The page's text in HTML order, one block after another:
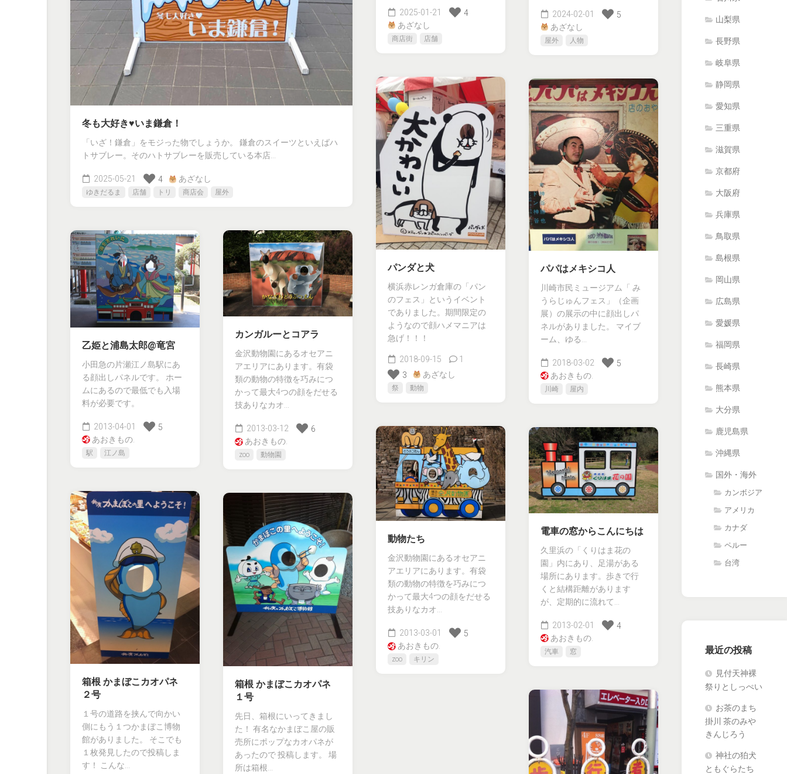
冬も大好き♥いま鎌倉！
「いざ！鎌倉」をモジった物でしょうか。 鎌倉のスイーツといえばハ
トサブレー。そのハトサブレーを販売している本店...
2025-05-21 4 あざなし
ゆきだるま 店舗 トリ 商店会 屋外
2025-01-21
4
あざなし
商店街 店舗
2024-02-01
5
あざなし
屋外 人物
パンダと犬
横浜赤レンガ倉庫の「パン
のフェス」というイベント
でありました。期間限定の
ようなので顔ハメマニアは
急げ！！！
2018-09-15
1
3
あざなし
祭 動物
パパはメキシコ人
川崎市民ミュージアム「 み
うらじゅんフェス」（企画
展）の展示の中に顔出しパ
ネルがありました。 マイブ
ーム、ゆる...
2018-03-02
5
あおきもの.
川崎 屋内
乙姫と浦島太郎@竜宮
小田急の片瀬江ノ島駅にあ
る顔出しパネルです。 ホー
ムにあるので最低でも入場
料が必要です。
2013-04-01
5
あおきもの.
駅 江ノ島
カンガルーとコアラ
金沢動物園にあるオセアニ
アエリアにあります。有袋
類の動物の特徴を巧みにつ
かって最大4つの顔をだせる
技ありなカオ...
2013-03-12
6
あおきもの.
zoo 動物園
動物たち
金沢動物園にあるオセアニ
アエリアにあります。有袋
類の動物の特徴を巧みにつ
かって最大4つの顔をだせる
技ありなカオ...
2013-03-01
5
あおきもの.
zoo キリン
電車の窓からこんにちは
久里浜の「くりはま花の
園」内にあり、足湯がある
場所にあります。歩きで行
くと結構距離があります
が、定期的に流れて...
2013-02-01
4
あおきもの.
汽車 窓
箱根 かまぼこカオパネ
２号
１号の道路を挟んで向かい
側にもう１つかまぼこ博物
館がありました。 そこでも
１枚発見したので投稿しま
す！ こんな...
箱根 かまぼこカオパネ
１号
先日、箱根にいってきまし
た！ 有名なかまぼこ屋の販
売所にポップなカオパネが
あったので 投稿します。 場
所は箱根...
山梨県
長野県
岐阜県
静岡県
愛知県
三重県
滋賀県
京都府
大阪府
兵庫県
鳥取県
島根県
岡山県
広島県
愛媛県
福岡県
長崎県
熊本県
大分県
鹿児島県
沖縄県
国外・海外
カンボジア
アメリカ
カナダ
ペルー
台湾
最近の投稿
見付天神裸
祭りとしっぺい
お茶のまち
掛川 茶のみや
きんじろう
神社の狛犬
ともぐらたち